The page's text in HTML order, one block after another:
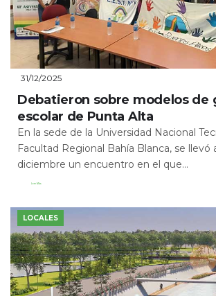
31/12/2025
Debatieron sobre modelos de
escolar de Punta Alta
En la sede de la Universidad Nacional
Facultad Regional Bahía Blanca, se llevó
diciembre un encuentro en el que...
Leer Más
LOCALES